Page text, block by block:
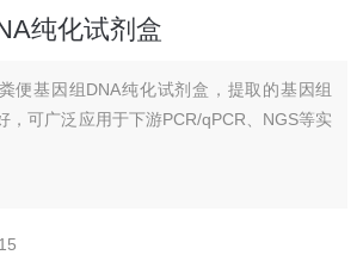
纯化试剂盒
便基因组DNA纯化试剂盒，提取的基因组
，可广泛应用于下游PCR/qPCR、NGS等实